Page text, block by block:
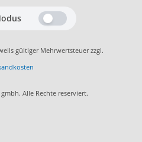
gültiger Mehrwertsteuer zzgl.
Alle Rechte reserviert.